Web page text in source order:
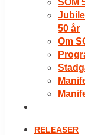
SOM
50 år
Om
RELEASER